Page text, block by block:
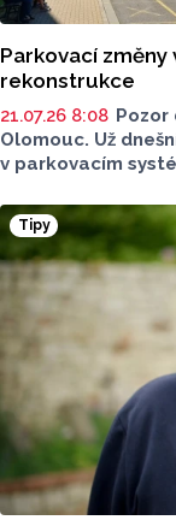
Parkovací
rekonstrukce
21.07.26 8:08 Pozor
Olomouc. Už
v parkovacím
také u
potrvá?
Tipy